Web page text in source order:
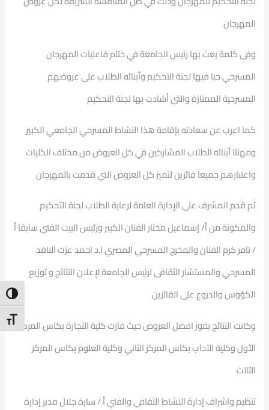
Size
المهرجان
وفى كلمة بعث بها رئيس الجامعة في ختام فاعليات المهرجان
المسرحي حيا فيها لجنة التحكيم وأبنائه الطلاب على عروضهم
المسرحية الممتازة والتي أشادت بها لجنة التحكيم
كما اعرب عن سعادته بإقامة هذا النشاط المسرحي الجامعي الكبير
ومهنئا أبنائه الطلاب المشاركين في كل العروض من مختلف الكليات
واعتبارهم جميعا فائزين لتميز كل العروض التي قدمت بالمهرجان
ثم قدم المشرف على الإدارة العامة لرعاية الطلاب لجنة التحكيم
والمكونة من أ/ إسماعيل مختار الفنان الكبير ورئيس البيت الفني سابقا أ
/ تامر كرم الفنان والمخرج المسرحي المصري ا.د احمد عزت الناقد
المسرحي والمستشار الثقافى لرئيس الجامعة لإعلان النتائج و توزيع
الكؤوس والدروع على الفائزين
وكانت النتائج بفوز افضل العروض حيث فازت كلية التجارة بكاس المركز
الأول وكلية الآداب بكاس المركز الثاني وكلية العلوم بكاس المركز
الثالث
تنظيم واشراف إدارة النشاط الثقافي والفني أ / سارة جلال مدير إدارة